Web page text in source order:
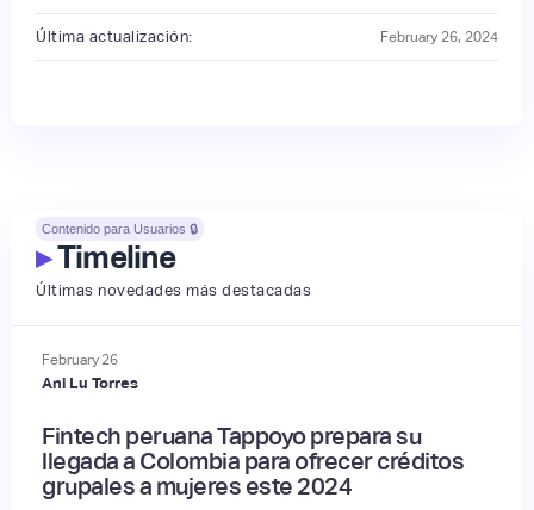
Última actualización: February 26, 2024
Contenido para Usuarios 🔒
▸Timeline
Últimas novedades más destacadas
February 26
Ani Lu Torres
Fintech peruana Tappoyo prepara su
llegada a Colombia para ofrecer créditos
grupales a mujeres este 2024